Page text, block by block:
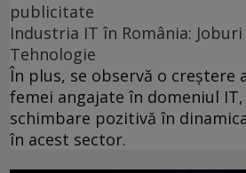
publicitate
Industria IT în România:
Tehnologie
În plus, se observă o creștere
femei angajate în domeniul
schimbare pozitivă în
în acest sector.